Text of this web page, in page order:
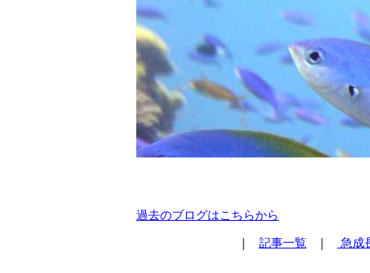
過去のブログはこちらから
| 記事一覧| 急成